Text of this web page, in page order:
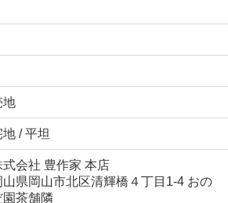
地
地 / 平坦
式会社 豊作家 本店
山県岡山市北区清輝橋４丁目1-4 おの
園茶舗隣